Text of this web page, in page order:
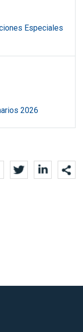
Especiales
2026